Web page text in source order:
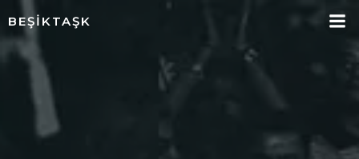
BEŞIKTAŞK